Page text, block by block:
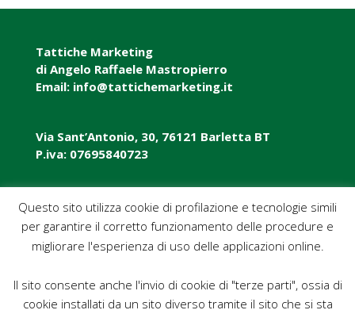
Tattiche Marketing
di Angelo Raffaele Mastropierro
Email: info@tattichemarketing.it
Via Sant’Antonio, 30, 76121 Barletta BT
P.iva: 07695840723
P.iva: 07695840723
Pec: tattichemarketing@pec.it
Questo sito utilizza cookie di profilazione e tecnologie simili
per garantire il corretto funzionamento delle procedure e
migliorare l'esperienza di uso delle applicazioni online.
Il sito consente anche l'invio di cookie di "terze parti", ossia di
cookie installati da un sito diverso tramite il sito che si sta